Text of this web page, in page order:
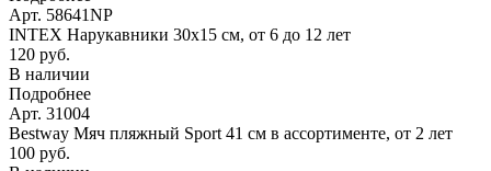
Арт. 58641NP
INTEX Нарукавники 30х15 см, от 6 до 12 лет
120 руб.
В наличии
Подробнее
Арт. 31004
Bestway Мяч пляжный Sport 41 см в ассортименте, от 2 лет
100 руб.